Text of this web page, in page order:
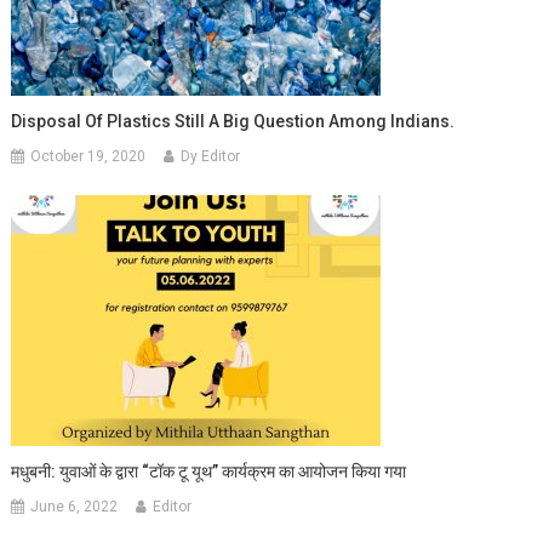
Disposal Of Plastics Still A Big Question Among Indians.
October 19, 2020 Dy Editor
मधुबनी: युवाओं के द्वारा “टॉक टू यूथ” कार्यक्रम का आयोजन किया गया
June 6, 2022 Editor